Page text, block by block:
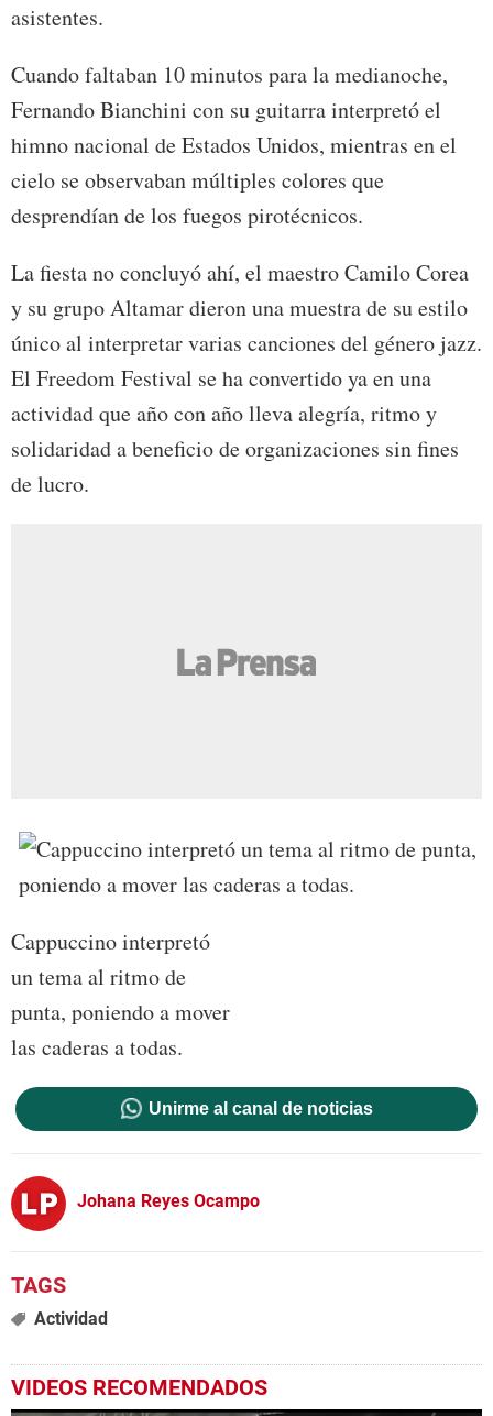
asistentes.
Cuando faltaban 10 minutos para la medianoche,
Fernando Bianchini con su guitarra interpretó el
himno nacional de Estados Unidos, mientras en el
cielo se observaban múltiples colores que
desprendían de los fuegos pirotécnicos.
La fiesta no concluyó ahí, el maestro Camilo Corea
y su grupo Altamar dieron una muestra de su estilo
único al interpretar varias canciones del género jazz.
El Freedom Festival se ha convertido ya en una
actividad que año con año lleva alegría, ritmo y
solidaridad a beneficio de organizaciones sin fines
de lucro.
Cappuccino interpretó
un tema al ritmo de
punta, poniendo a mover
las caderas a todas.
Unirme al canal de noticias
Johana Reyes Ocampo
Actividad
VIDEOS RECOMENDADOS